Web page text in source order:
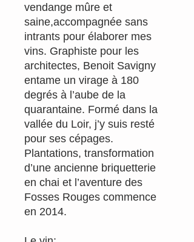
vendange mûre et
saine,accompagnée sans
intrants pour élaborer mes
vins. Graphiste pour les
architectes, Benoit Savigny
entame un virage à 180
degrés à l’aube de la
quarantaine. Formé dans la
vallée du Loir, j’y suis resté
pour ses cépages.
Plantations, transformation
d’une ancienne briquetterie
en chai et l’aventure des
Fosses Rouges commence
en 2014.